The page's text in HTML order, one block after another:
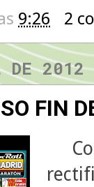
9:26 2
DE 2012
FIN